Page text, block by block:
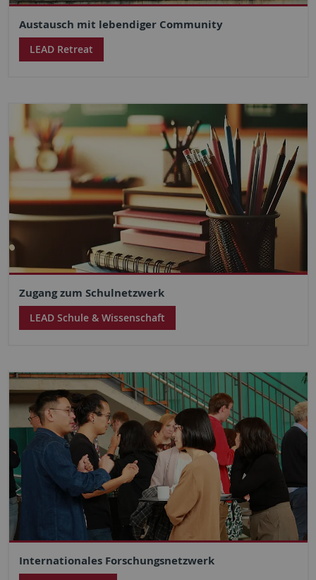
Austausch mit lebendiger Community
LEAD Retreat
Zugang zum Schulnetzwerk
LEAD Schule & Wissenschaft
Internationales Forschungsnetzwerk